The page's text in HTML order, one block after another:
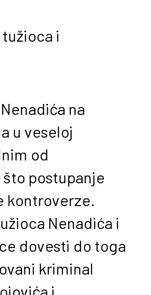
i
na
u veseloj
od
postupanje
kontroverze.
Nenadića i
dovesti do toga
kriminal